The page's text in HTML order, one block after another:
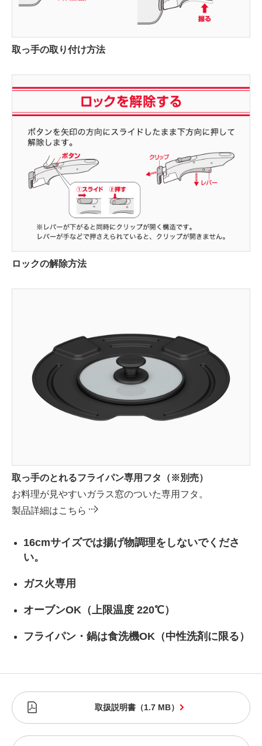
取っ手の取り付け方法
ロックの解除方法
取っ手のとれるフライパン専用フタ（※別売）
お料理が見やすいガラス窓のついた専用フタ。
製品詳細はこちら
16cmサイズでは揚げ物調理をしないでくださ
い。
ガス火専用
オーブンOK（上限温度 220℃）
フライパン・鍋は食洗機OK（中性洗剤に限る）
取扱説明書 （1.7 MB）